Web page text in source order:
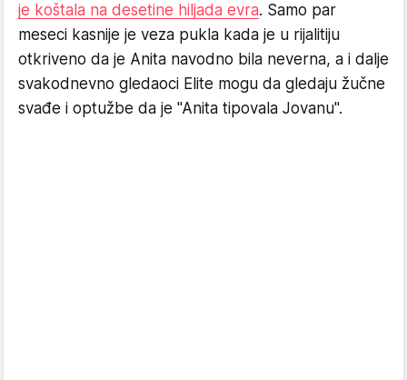
je koštala na desetine hiljada evra. Samo par
meseci kasnije je veza pukla kada je u rijalitiju
otkriveno da je Anita navodno bila neverna, a i dalje
svakodnevno gledaoci Elite mogu da gledaju žučne
svađe i optužbe da je "Anita tipovala Jovanu".